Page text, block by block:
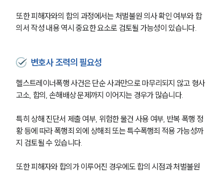
또한 피해자와의 합의 과정에서는 처벌불원 의사 확인 여부와 합
의서 작성 내용 역시 중요한 요소로 검토될 가능성이 있습니다.
변호사 조력의 필요성
헬스트레이너폭행 사건은 단순 사과만으로 마무리되지 않고 형사
고소, 합의, 손해배상 문제까지 이어지는 경우가 많습니다.
특히 상해 진단서 제출 여부, 위험한 물건 사용 여부, 반복 폭행 정
황 등에 따라 폭행죄 외에 상해죄 또는 특수폭행죄 적용 가능성까
지 검토될 수 있습니다.
또한 피해자와 합의가 이루어진 경우에도 합의 시점과 처벌불원